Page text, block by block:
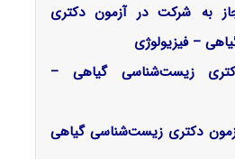
به شرکت در آزمون دکتری
– فیزیولوژی
زیست‌شناسی گیاهی –
دکتری زیست‌شناسی گیاهی